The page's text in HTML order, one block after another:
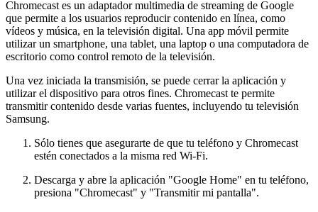
Chromecast es un adaptador multimedia de streaming de Google
que permite a los usuarios reproducir contenido en línea, como
vídeos y música, en la televisión digital. Una app móvil permite
utilizar un smartphone, una tablet, una laptop o una computadora de
escritorio como control remoto de la televisión.
Una vez iniciada la transmisión, se puede cerrar la aplicación y
utilizar el dispositivo para otros fines. Chromecast te permite
transmitir contenido desde varias fuentes, incluyendo tu televisión
Samsung.
Sólo tienes que asegurarte de que tu teléfono y Chromecast
estén conectados a la misma red Wi-Fi.
Descarga y abre la aplicación "Google Home" en tu teléfono,
presiona "Chromecast" y "Transmitir mi pantalla".